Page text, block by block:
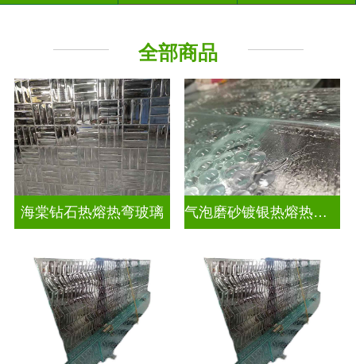
全部商品
海棠钻石热熔热弯玻璃 气泡磨砂镀银热熔热弯玻璃